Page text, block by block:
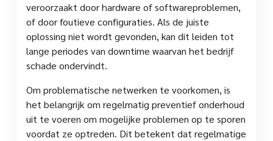
veroorzaakt door hardware of softwareproblemen,
of door foutieve configuraties. Als de juiste
oplossing niet wordt gevonden, kan dit leiden tot
lange periodes van downtime waarvan het bedrijf
schade ondervindt.
Om problematische netwerken te voorkomen, is
het belangrijk om regelmatig preventief onderhoud
uit te voeren om mogelijke problemen op te sporen
voordat ze optreden. Dit betekent dat regelmatige